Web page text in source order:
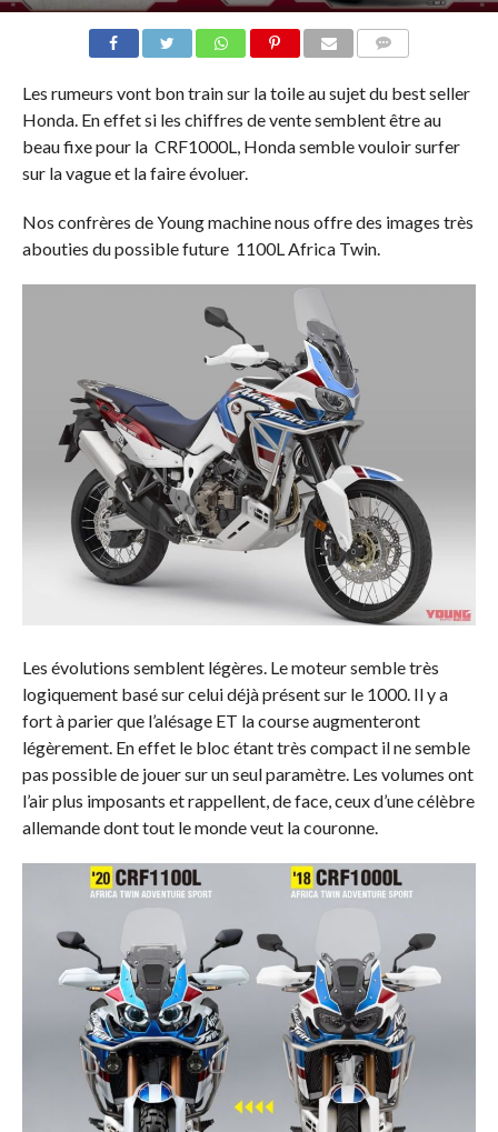
Les rumeurs vont bon train sur la toile au sujet du best seller
Honda. En effet si les chiffres de vente semblent être au
beau fixe pour la CRF1000L, Honda semble vouloir surfer
sur la vague et la faire évoluer.
Nos confrères de Young machine nous offre des images très
abouties du possible future 1100L Africa Twin.
Les évolutions semblent légères. Le moteur semble très
logiquement basé sur celui déjà présent sur le 1000. Il y a
fort à parier que l’alésage ET la course augmenteront
légèrement. En effet le bloc étant très compact il ne semble
pas possible de jouer sur un seul paramètre. Les volumes ont
l’air plus imposants et rappellent, de face, ceux d’une célèbre
allemande dont tout le monde veut la couronne.